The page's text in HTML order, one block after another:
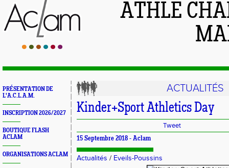
ATHLÉ
PRÉSENTATION DE
L'A.C.L.A.M.
INSCRIPTION 2026/2027
BOUTIQUE FLASH
ACLAM
ORGANISATIONS ACLAM
ACTUALITÉS
Kinder+Sport Athletics Day
Tweet
15 Septembre 2018 - Aclam
Actualités / Eveils-Poussins